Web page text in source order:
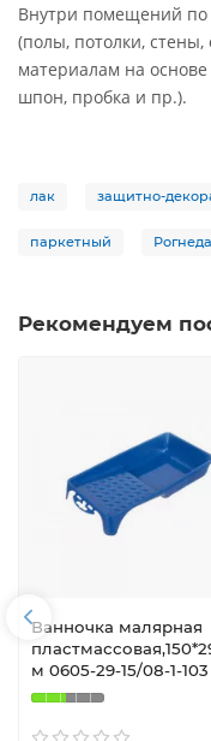
Внутри помещений
(полы, потолки,
материалам на
шпон, пробка и пр.).
лак защитно-
паркетный Рогнеда
Рекомендуем
Ванночка малярная
м 0605-29-15/08-1-103